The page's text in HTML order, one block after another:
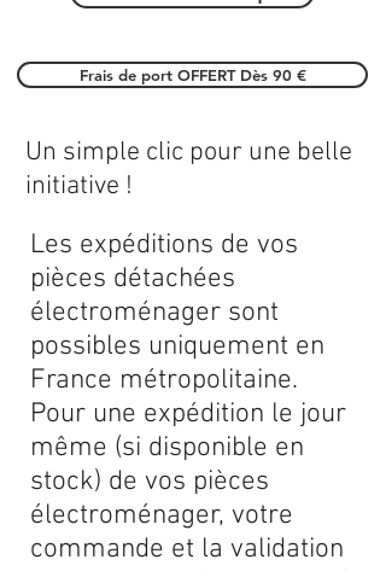
Frais de port OFFERT Dès 90 €
Les expéditions de vos
pièces détachées
électroménager sont
possibles uniquement en
France métropolitaine.
Pour une expédition le jour
même (si disponible en
stock) de vos pièces
électroménager, votre
commande et la validation
Un simple clic pour une belle
initiative !